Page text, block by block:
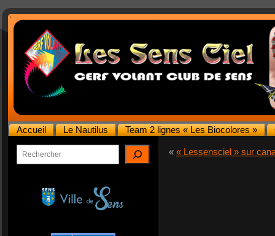
Accueil Le Nautilus Team 2 lignes « Les Biocolores »
Rechercher
« « Lessensciel » sur